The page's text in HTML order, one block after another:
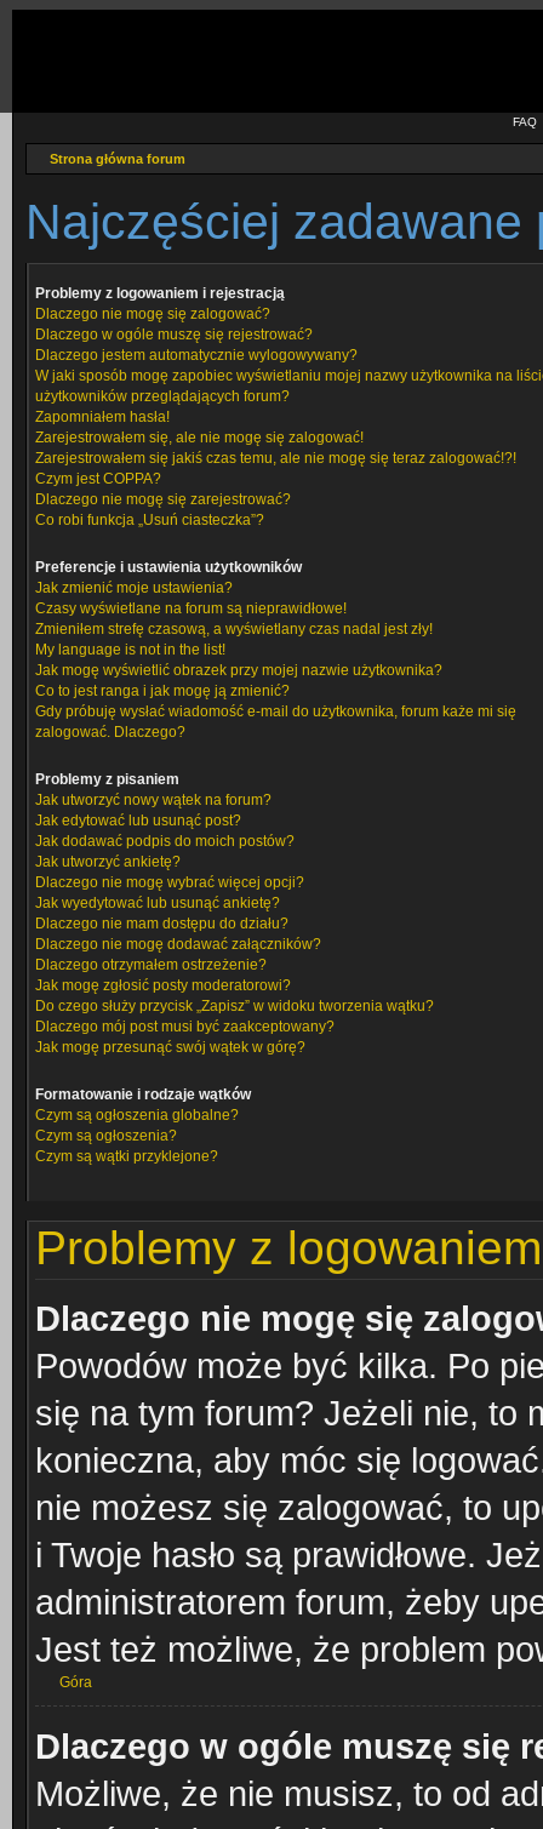
FAQ
Strona główna forum
Najczęściej zadawane
Problemy z logowaniem i rejestracją
Dlaczego nie mogę się zalogować?
Dlaczego w ogóle muszę się rejestrować?
Dlaczego jestem automatycznie wylogowywany?
W jaki sposób mogę zapobiec wyświetlaniu mojej nazwy użytkownika na
użytkowników przeglądających forum?
Zapomniałem hasła!
Zarejestrowałem się, ale nie mogę się zalogować!
Zarejestrowałem się jakiś czas temu, ale nie mogę się teraz zalogować!?!
Czym jest COPPA?
Dlaczego nie mogę się zarejestrować?
Co robi funkcja „Usuń ciasteczka”?
Preferencje i ustawienia użytkowników
Jak zmienić moje ustawienia?
Czasy wyświetlane na forum są nieprawidłowe!
Zmieniłem strefę czasową, a wyświetlany czas nadal jest zły!
My language is not in the list!
Jak mogę wyświetlić obrazek przy mojej nazwie użytkownika?
Co to jest ranga i jak mogę ją zmienić?
Gdy próbuję wysłać wiadomość e-mail do użytkownika, forum każe mi się
zalogować. Dlaczego?
Problemy z pisaniem
Jak utworzyć nowy wątek na forum?
Jak edytować lub usunąć post?
Jak dodawać podpis do moich postów?
Jak utworzyć ankietę?
Dlaczego nie mogę wybrać więcej opcji?
Jak wyedytować lub usunąć ankietę?
Dlaczego nie mam dostępu do działu?
Dlaczego nie mogę dodawać załączników?
Dlaczego otrzymałem ostrzeżenie?
Jak mogę zgłosić posty moderatorowi?
Do czego służy przycisk „Zapisz” w widoku tworzenia wątku?
Dlaczego mój post musi być zaakceptowany?
Jak mogę przesunąć swój wątek w górę?
Formatowanie i rodzaje wątków
Czym są ogłoszenia globalne?
Czym są ogłoszenia?
Czym są wątki przyklejone?
Problemy z
Dlaczego nie mogę się
Powodów może być kilka. Po
się na tym forum? Jeżeli nie, to
konieczna, aby móc się
nie możesz się zalogować, to
i Twoje hasło są prawidłowe.
administratorem forum, żeby
Jest też możliwe, że problem
Góra
Dlaczego w ogóle muszę się
Możliwe, że nie musisz, to od